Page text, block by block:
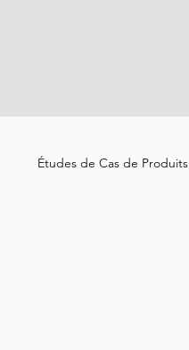
Études de Cas de Produits